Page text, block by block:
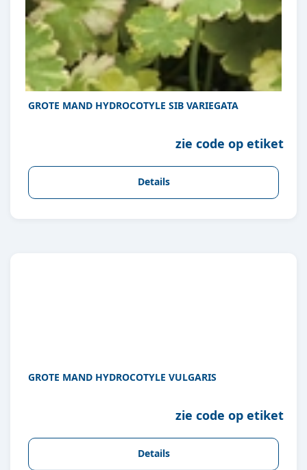
GROTE MAND HYDROCOTYLE SIB VARIEGATA
zie code op etiket
Details
GROTE MAND HYDROCOTYLE VULGARIS
zie code op etiket
Details